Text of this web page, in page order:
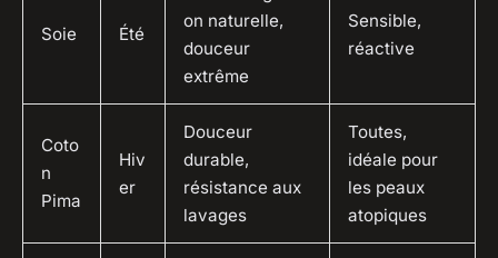
Soie Été
on naturelle,
douceur
extrême
Sensible,
réactive
Coto
n
Pima
Hiv
er
Douceur
durable,
résistance aux
lavages
Toutes,
idéale pour
les peaux
atopiques